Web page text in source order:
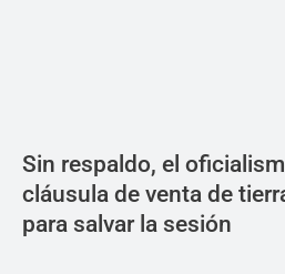
Sin respaldo, el
cláusula de venta de
para salvar la sesión